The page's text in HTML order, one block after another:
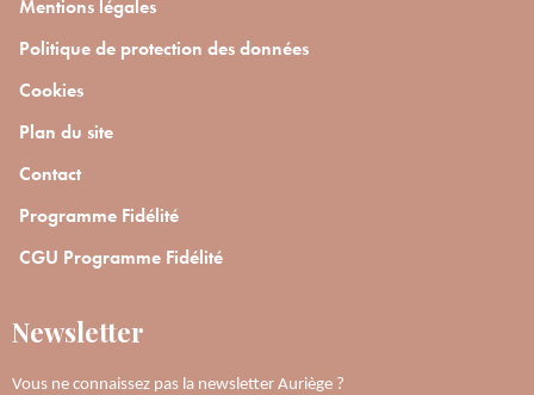
Mentions légales
Politique de protection des données
Cookies
Plan du site
Contact
Programme Fidélité
CGU Programme Fidélité
Newsletter
Vous ne connaissez pas la newsletter Auriège ?